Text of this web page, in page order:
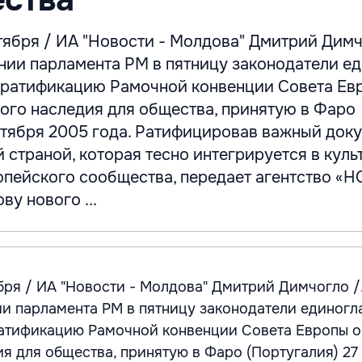
/ ИА "Новости - Молдова" Дмитрий
парламента РМ в пятницу законодатели
Рамочной конвенции Совета
наследия для общества, принятую в Фаро
2005 года. Ратифицировав важный
которая тесно интегрируется в
сообщества, передает агентство
нового ...
/ ИА "Новости - Молдова" Дмитрий Димчогло
парламента РМ в пятницу законодатели
Рамочной конвенции Совета Европы
для общества, принятую в Фаро (Португалия) 27